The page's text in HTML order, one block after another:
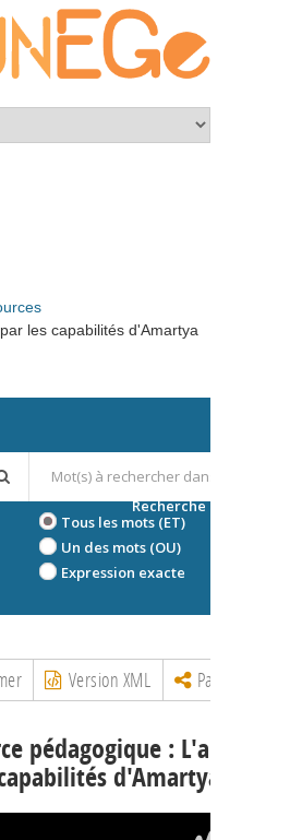
les capabilités d'Amartya
Tous les mots (ET)
Un des mots (OU)
Expression exacte
Recherche avancée
Version XML Partager
pédagogique : L'approche
d'Amartya Sen